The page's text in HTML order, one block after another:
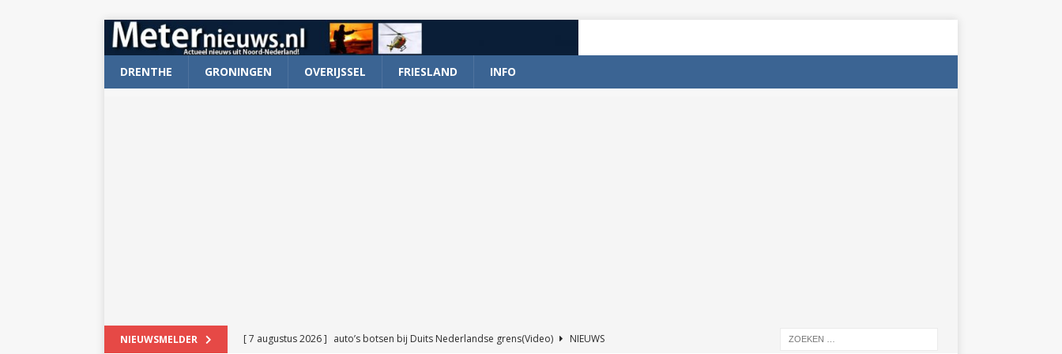
DRENTHE GRONINGEN OVERIJSSEL FRIESLAND INFO
NIEUWSMELDER [ 7 augustus 2026 ] auto’s botsen bij Duits Nederlandse grens(Video)
NIEUWS